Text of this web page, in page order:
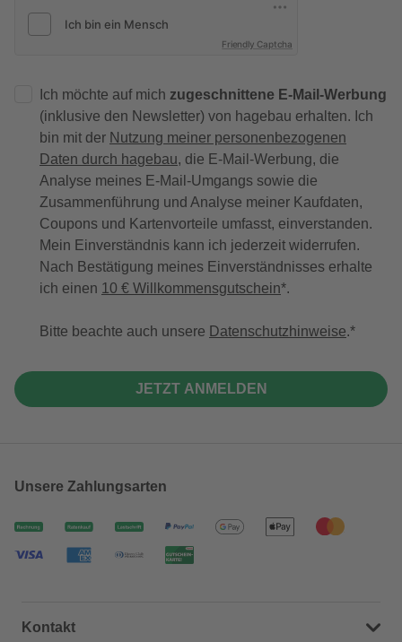
Friendly Captcha
Ich möchte auf mich zugeschnittene E-Mail-Werbung
(inklusive den Newsletter) von hagebau erhalten. Ich
bin mit der Nutzung meiner personenbezogenen
Daten durch hagebau, die E-Mail-Werbung, die
Analyse meines E-Mail-Umgangs sowie die
Zusammenführung und Analyse meiner Kaufdaten,
Coupons und Kartenvorteile umfasst, einverstanden.
Mein Einverständnis kann ich jederzeit widerrufen.
Nach Bestätigung meines Einverständnisses erhalte
ich einen 10 € Willkommensgutschein*.
Bitte beachte auch unsere Datenschutzhinweise.
JETZT ANMELDEN
Unsere Zahlungsarten
Kontakt